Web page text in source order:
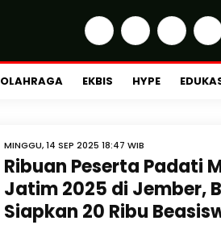
OLAHRAGA EKBIS HYPE
MINGGU, 14 SEP 2025 18:47 WIB
Ribuan Peserta Padati
Jatim 2025 di Jember,
Siapkan 20 Ribu